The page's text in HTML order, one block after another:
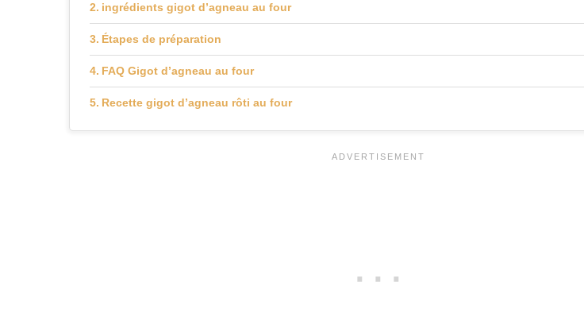
ingrédients gigot d’agneau au four
Étapes de préparation
FAQ Gigot d’agneau au four
Recette gigot d’agneau rôti au four